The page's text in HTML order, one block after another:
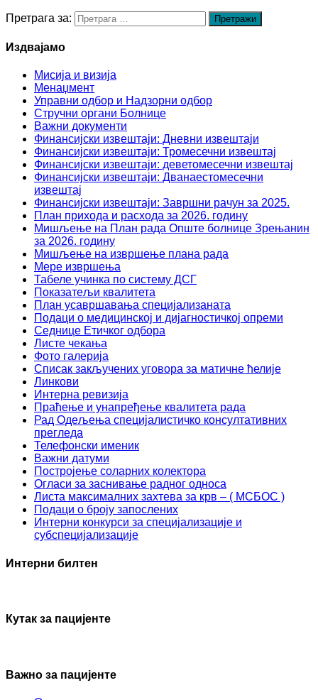
Претрага за:
Издвајамо
Мисија и визија
Менаџмент
Управни одбор и Надзорни одбор
Стручни органи Болнице
Важни документи
Финансијски извештаји: Дневни извештаји
Финансијски извештаји: Тромесечни извештај
Финансијски извештаји: деветомесечни извештај
Финансијски извештаји: Дванаестомесечни
извештај
Финансијски извештаји: Завршни рачун за 2025.
План прихода и расхода за 2026. годину
Мишљење на План рада Опште болнице Зрењанин
за 2026. годину
Мишљење на извршење плана рада
Мере извршења
Табеле учинка по систему ДСГ
Показатељи квалитета
План усавршавања специјализаната
Подаци о медицинској и дијагностичкој опреми
Седнице Етичког одбора
Листе чекања
Фото галерија
Списак закључених уговора за матичне ћелије
Линкови
Интерна ревизија
Праћење и унапређење квалитета рада
Рад Одељења специјалистичко консултативних
прегледа
Телефонски именик
Важни датуми
Постројење соларних колектора
Огласи за заснивање радног односа
Листа максималних захтева за крв – ( МСБОС )
Подаци о броју запослених
Интерни конкурси за специјализације и
субспецијализације
Интерни билтен
Кутак за пацијенте
Важно за пацијенте